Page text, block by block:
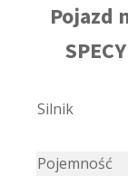
Pojazd
Silnik
Pojemność